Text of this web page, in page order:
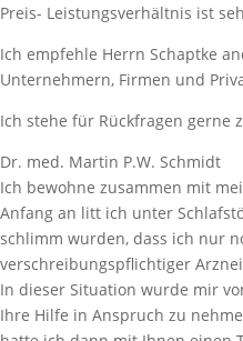
Preis- Leistungsverhältnis ist
Ich empfehle Herrn Schaptke
Unternehmern, Firmen und
Ich stehe für Rückfragen gerne
Dr. med. Martin P.W. Schmidt
Ich bewohne zusammen mit
Anfang an litt ich unter
schlimm wurden, dass ich nur
verschreibungspflichtiger
In dieser Situation wurde mir
Ihre Hilfe in Anspruch zu